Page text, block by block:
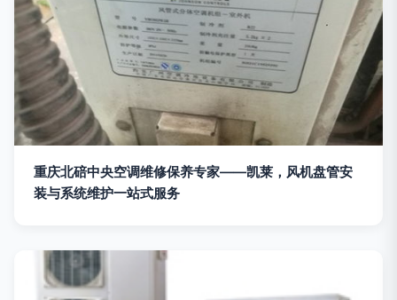
重庆北碚中央空调维修保养专家——凯莱，风机盘管安
装与系统维护一站式服务